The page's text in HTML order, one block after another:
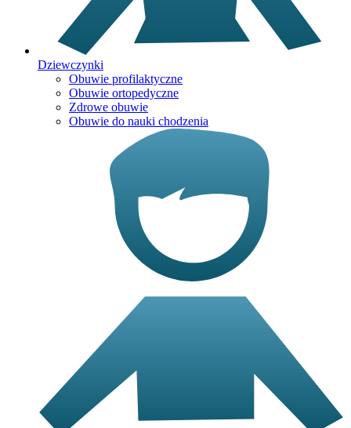
Dziewczynki
Obuwie profilaktyczne
Obuwie ortopedyczne
Zdrowe obuwie
Obuwie do nauki chodzenia